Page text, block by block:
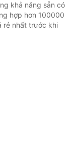
khả năng sẵn có
hợp hơn 100000
rẻ nhất trước khi